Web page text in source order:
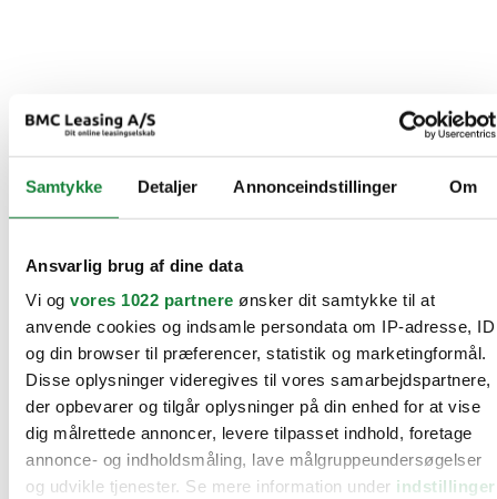
Samtykke Detaljer Annonceindstillinger Om
Ansvarlig brug af dine data
Vi og vores 1022 partnere ønsker dit samtykke til at
anvende cookies og indsamle persondata om IP-adresse, ID
og din browser til præferencer, statistik og marketingformål.
Disse oplysninger videregives til vores samarbejdspartnere,
der opbevarer og tilgår oplysninger på din enhed for at vise
dig målrettede annoncer, levere tilpasset indhold, foretage
annonce- og indholdsmåling, lave målgruppeundersøgelser
og udvikle tjenester. Se mere information under indstillinger